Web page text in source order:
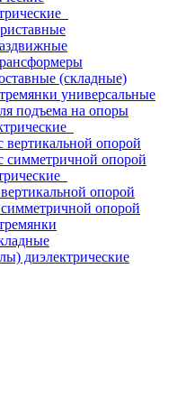
(складные)
универсальные
подъема на опоры
вертикальной опорой
симметричной опорой
опорой
опорой
диэлектрические